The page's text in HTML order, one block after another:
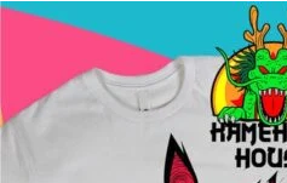
through
$280.00